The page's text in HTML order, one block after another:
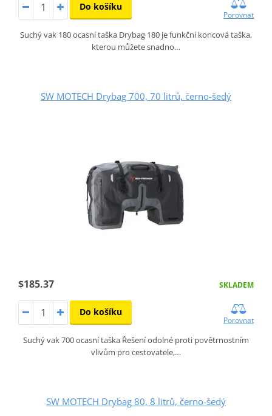
Do košíku
Porovnat
Suchý vak 180 ocasní taška Drybag 180 je funkční koncová taška,
kterou můžete snadno…
SW MOTECH Drybag 700, 70 litrů, černo-šedý
$185.37 SKLADEM
Do košíku
Porovnat
Suchý vak 700 ocasní taška Řešení odolné proti povětrnostním
vlivům pro cestovatele,…
SW MOTECH Drybag 80, 8 litrů, černo-šedý